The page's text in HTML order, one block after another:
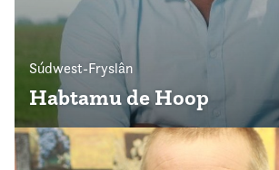
Súdwest-Fryslân
Habtamu de Hoop